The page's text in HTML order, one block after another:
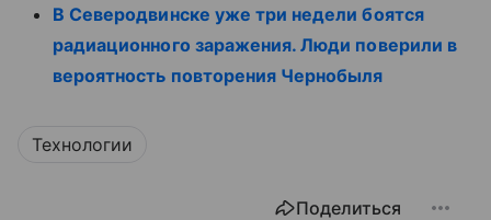
В Северодвинске уже три недели боятся
радиационного заражения. Люди поверили в
вероятность повторения Чернобыля
Технологии
Поделиться